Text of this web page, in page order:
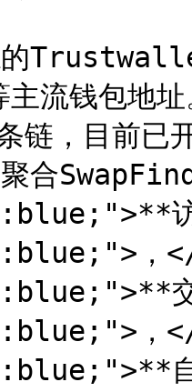
钱包地址
链，目前已
合
访
，</
交
，</
自